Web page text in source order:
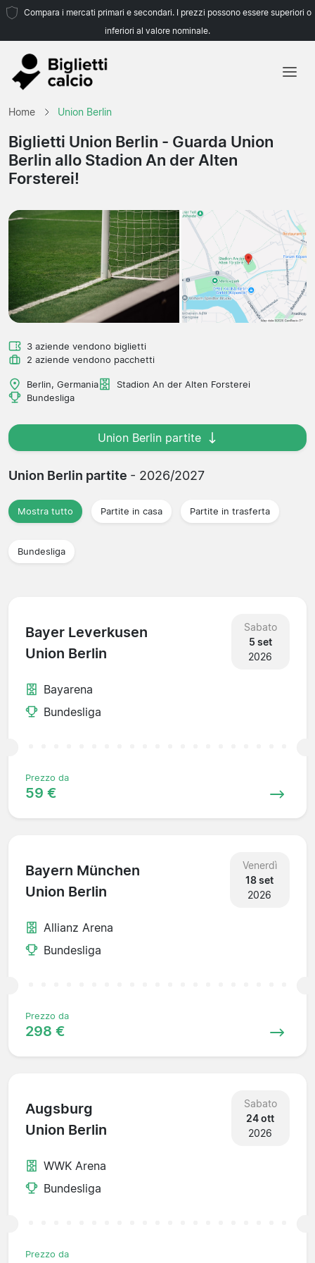
Compara i mercati primari e secondari. I prezzi possono essere superiori o
inferiori al valore nominale.
Squadre
Campionati
Home Union Berlin
Biglietti Union Berlin - Guarda Union
Berlin allo Stadion An der Alten
Forsterei!
3 aziende vendono biglietti
2 aziende vendono pacchetti
Berlin, Germania
Stadion An der Alten Forsterei
Bundesliga
Union Berlin partite
Union Berlin partite - 2026/2027
Mostra tutto Partite in casa Partite in trasferta
Bundesliga
Bayer Leverkusen
Union Berlin
Sabato
5 set
2026
Bayarena
Bundesliga
Prezzo da
59 €
Bayern München
Union Berlin
Venerdì
18 set
2026
Allianz Arena
Bundesliga
Prezzo da
298 €
Augsburg
Union Berlin
Sabato
24 ott
2026
WWK Arena
Bundesliga
Prezzo da